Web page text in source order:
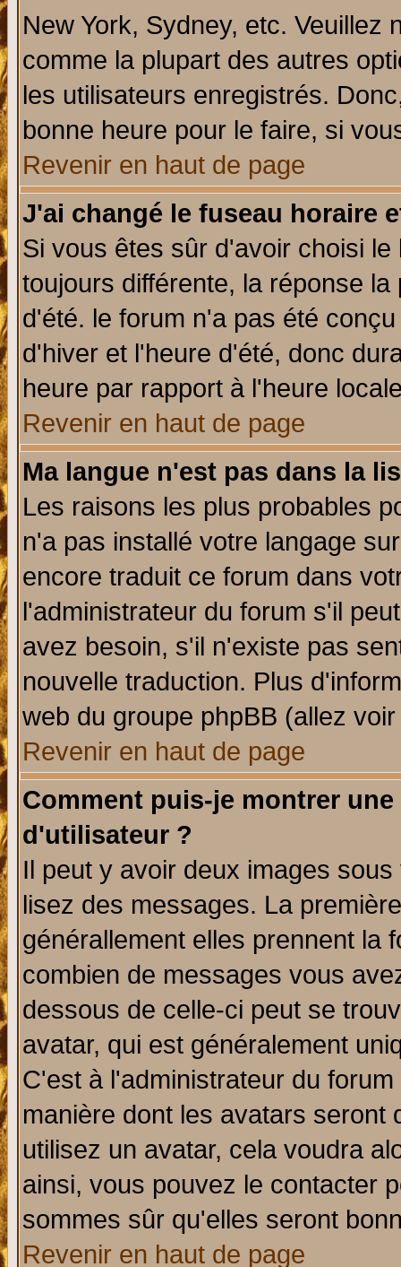
New York, Sydney, etc. Veuillez
comme la plupart des autres
les utilisateurs enregistrés.
bonne heure pour le faire, si
Revenir en haut de page
J'ai changé le fuseau horaire
Si vous êtes sûr d'avoir choisi
toujours différente, la réponse
d'été. le forum n'a pas été
d'hiver et l'heure d'été, donc
heure par rapport à l'heure
Revenir en haut de page
Ma langue n'est pas dans la
Les raisons les plus probables
n'a pas installé votre langage
encore traduit ce forum dans
l'administrateur du forum s'il
avez besoin, s'il n'existe pas
nouvelle traduction. Plus
web du groupe phpBB (allez
Revenir en haut de page
Comment puis-je montrer
d'utilisateur ?
Il peut y avoir deux images
lisez des messages. La
générallement elles prennent la
combien de messages vous
dessous de celle-ci peut se
avatar, qui est généralement
C'est à l'administrateur du
manière dont les avatars seront
utilisez un avatar, cela voudra
ainsi, vous pouvez le contacter
sommes sûr qu'elles seront
Revenir en haut de page